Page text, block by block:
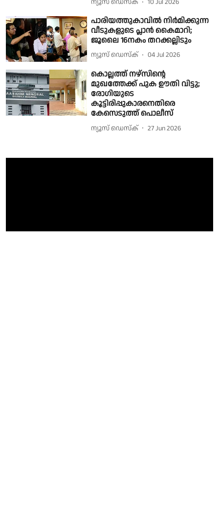
ന്യൂസ് ഡെസ്ക് 10 Jul 2026
പാരിയത്തുകാവിൽ നിർമിക്കുന്ന
വീടുകളുടെ പ്ലാൻ കൈമാറി;
ജൂലൈ 16നകം തറക്കല്ലിടും
ന്യൂസ് ഡെസ്ക് 04 Jul 2026
കൊല്ലത്ത് നഴ്സിൻ്റെ
മുഖത്തേക്ക് പുക ഊതി വിട്ടു;
രോഗിയുടെ
കൂട്ടിരിപ്പുകാരനെതിരെ
കേസെടുത്ത് പൊലീസ്
ന്യൂസ് ഡെസ്ക് 27 Jun 2026